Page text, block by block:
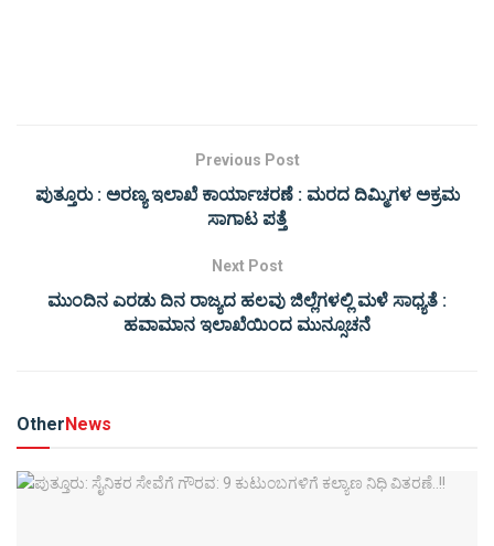
Previous Post
ಪುತ್ತೂರು : ಅರಣ್ಯ ಇಲಾಖೆ ಕಾರ್ಯಾಚರಣೆ : ಮರದ ದಿಮ್ಮಿಗಳ ಅಕ್ರಮ
ಸಾಗಾಟ ಪತ್ತೆ
Next Post
ಮುಂದಿನ ಎರಡು ದಿನ ರಾಜ್ಯದ ಹಲವು ಜಿಲ್ಲೆಗಳಲ್ಲಿ ಮಳೆ ಸಾಧ್ಯತೆ :
ಹವಾಮಾನ ಇಲಾಖೆಯಿಂದ ಮುನ್ಸೂಚನೆ
OtherNews